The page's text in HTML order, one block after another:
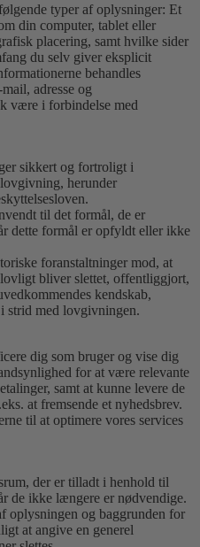
typer af oplysninger: Et
din computer, tablet eller
placering, samt hvilke sider
du selv giver eksplicit
behandles
adresse og
være i forbindelse med
sikkert og fortroligt i
herunder
til det formål, de er
dette formål er opfyldt eller ikke
foranstaltninger mod, at
bliver slettet, offentliggjort,
kendskab,
strid med lovgivningen.
dig som bruger og vise dig
for at være relevante
samt at kunne levere de
at fremsende et nyhedsbrev.
til at optimere vores services
der er tilladt i henhold til
de ikke længere er nødvendige.
oplysningen og baggrunden for
at angive en generel